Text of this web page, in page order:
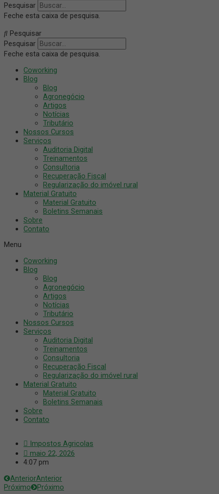
Pesquisar
Feche esta caixa de pesquisa.
Pesquisar
Pesquisar
Feche esta caixa de pesquisa.
Coworking
Blog
Blog
Agronegócio
Artigos
Notícias
Tributário
Nossos Cursos
Serviços
Auditoria Digital
Treinamentos
Consultoria
Recuperação Fiscal
Regularização do imóvel rural
Material Gratuito
Material Gratuito
Boletins Semanais
Sobre
Contato
Menu
Coworking
Blog
Blog
Agronegócio
Artigos
Notícias
Tributário
Nossos Cursos
Serviços
Auditoria Digital
Treinamentos
Consultoria
Recuperação Fiscal
Regularização do imóvel rural
Material Gratuito
Material Gratuito
Boletins Semanais
Sobre
Contato
Impostos Agricolas
maio 22, 2026
4:07 pm
AnteriorAnterior
Próximo
Próximo